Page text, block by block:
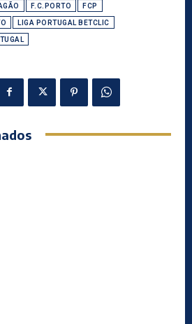
F.C.PORTO FCP
LIGA PORTUGAL BETCLIC